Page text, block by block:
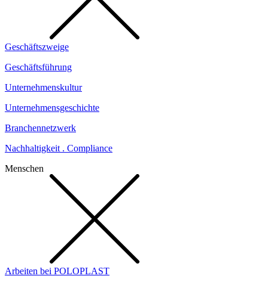
Geschäftszweige
Geschäftsführung
Unternehmenskultur
Unternehmensgeschichte
Branchennetzwerk
Nachhaltigkeit . Compliance
Menschen
Arbeiten bei POLOPLAST